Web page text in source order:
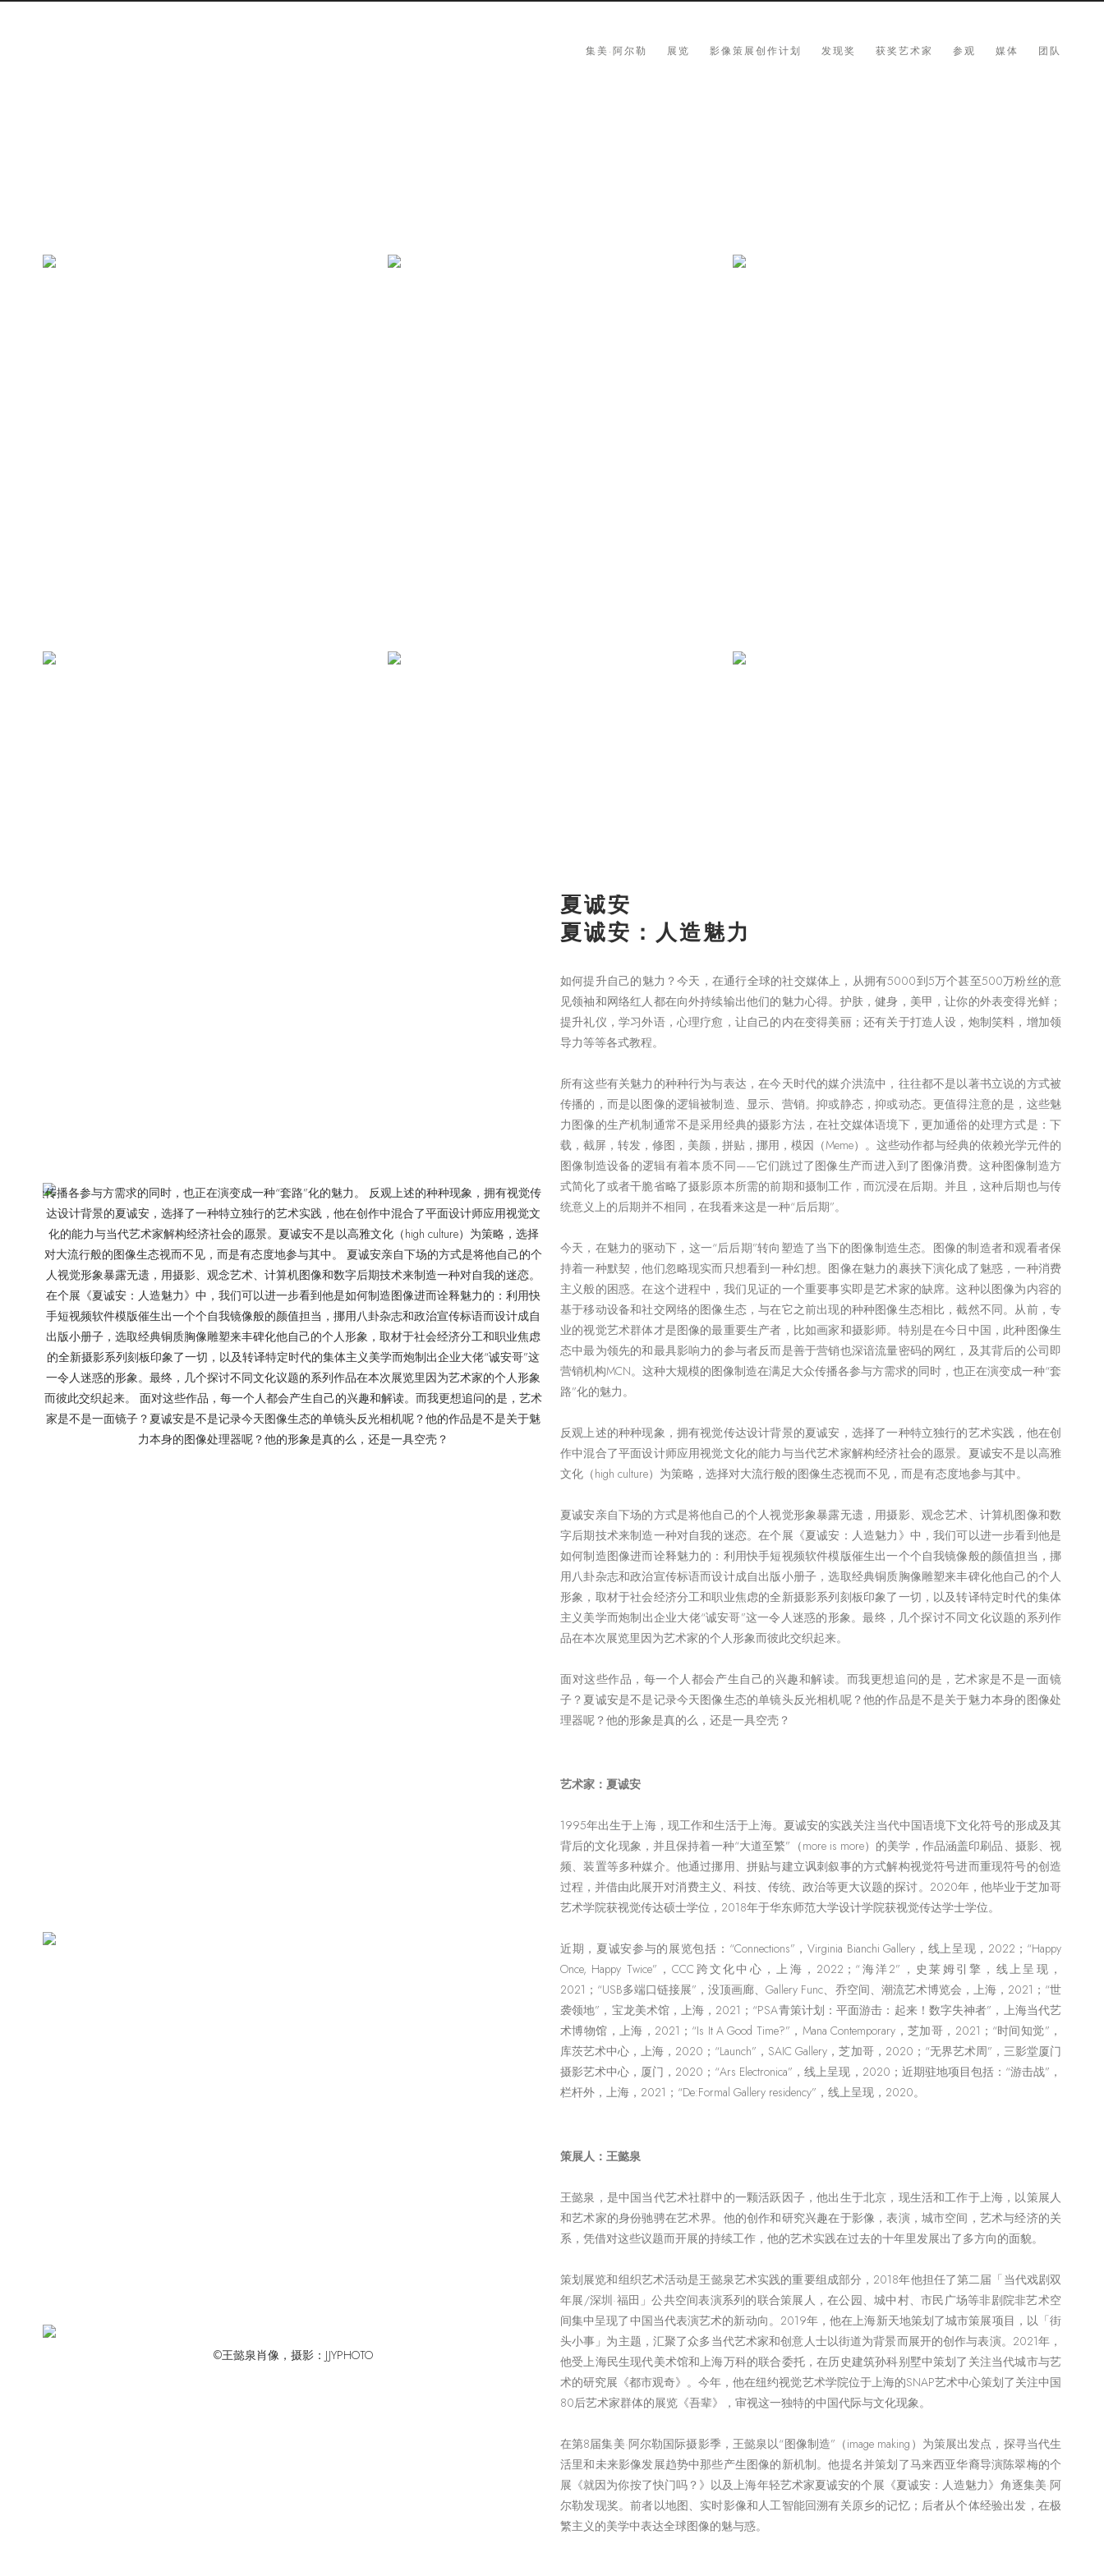
集美·阿尔勒 展览 影像策展创作计划 发现奖 获奖艺术家 参观 媒体 团队
夏诚安
夏诚安：人造魅力
如何提升自己的魅力？今天，在通行全球的社交媒体上，从拥有5000到5万个甚至500万粉丝的意
见领袖和网络红人都在向外持续输出他们的魅力心得。护肤，健身，美甲，让你的外表变得光鲜；
提升礼仪，学习外语，心理疗愈，让自己的内在变得美丽；还有关于打造人设，炮制笑料，增加领
导力等等各式教程。
所有这些有关魅力的种种行为与表达，在今天时代的媒介洪流中，往往都不是以著书立说的方式被
传播的，而是以图像的逻辑被制造、显示、营销。抑或静态，抑或动态。更值得注意的是，这些魅
力图像的生产机制通常不是采用经典的摄影方法，在社交媒体语境下，更加通俗的处理方式是：下
载，截屏，转发，修图，美颜，拼贴，挪用，模因（Meme）。这些动作都与经典的依赖光学元件的
图像制造设备的逻辑有着本质不同——它们跳过了图像生产而进入到了图像消费。这种图像制造方
式简化了或者干脆省略了摄影原本所需的前期和摄制工作，而沉浸在后期。并且，这种后期也与传
统意义上的后期并不相同，在我看来这是一种“后后期”。
今天，在魅力的驱动下，这一“后后期”转向塑造了当下的图像制造生态。图像的制造者和观看者保
持着一种默契，他们忽略现实而只想看到一种幻想。图像在魅力的裹挟下演化成了魅惑，一种消费
主义般的困惑。在这个进程中，我们见证的一个重要事实即是艺术家的缺席。这种以图像为内容的
基于移动设备和社交网络的图像生态，与在它之前出现的种种图像生态相比，截然不同。从前，专
业的视觉艺术群体才是图像的最重要生产者，比如画家和摄影师。特别是在今日中国，此种图像生
态中最为领先的和最具影响力的参与者反而是善于营销也深谙流量密码的网红，及其背后的公司即
营销机构MCN。这种大规模的图像制造在满足大众传播各参与方需求的同时，也正在演变成一种“套
路”化的魅力。
反观上述的种种现象，拥有视觉传达设计背景的夏诚安，选择了一种特立独行的艺术实践，他在创
作中混合了平面设计师应用视觉文化的能力与当代艺术家解构经济社会的愿景。夏诚安不是以高雅
文化（high culture）为策略，选择对大流行般的图像生态视而不见，而是有态度地参与其中。
夏诚安亲自下场的方式是将他自己的个人视觉形象暴露无遗，用摄影、观念艺术、计算机图像和数
字后期技术来制造一种对自我的迷恋。在个展《夏诚安：人造魅力》中，我们可以进一步看到他是
如何制造图像进而诠释魅力的：利用快手短视频软件模版催生出一个个自我镜像般的颜值担当，挪
用八卦杂志和政治宣传标语而设计成自出版小册子，选取经典铜质胸像雕塑来丰碑化他自己的个人
形象，取材于社会经济分工和职业焦虑的全新摄影系列刻板印象了一切，以及转译特定时代的集体
主义美学而炮制出企业大佬“诚安哥”这一令人迷惑的形象。最终，几个探讨不同文化议题的系列作
品在本次展览里因为艺术家的个人形象而彼此交织起来。
面对这些作品，每一个人都会产生自己的兴趣和解读。而我更想追问的是，艺术家是不是一面镜
子？夏诚安是不是记录今天图像生态的单镜头反光相机呢？他的作品是不是关于魅力本身的图像处
理器呢？他的形象是真的么，还是一具空壳？
艺术家：夏诚安
1995年出生于上海，现工作和生活于上海。夏诚安的实践关注当代中国语境下文化符号的形成及其
背后的文化现象，并且保持着一种“大道至繁”（more is more）的美学，作品涵盖印刷品、摄影、视
频、装置等多种媒介。他通过挪用、拼贴与建立讽刺叙事的方式解构视觉符号进而重现符号的创造
过程，并借由此展开对消费主义、科技、传统、政治等更大议题的探讨。2020年，他毕业于芝加哥
艺术学院获视觉传达硕士学位，2018年于华东师范大学设计学院获视觉传达学士学位。
近期，夏诚安参与的展览包括：“Connections”，Virginia Bianchi Gallery，线上呈现，2022；“Happy
Once, Happy Twice”，CCC跨文化中心，上海，2022；“海洋2”，史莱姆引擎，线上呈现，
2021；“USB多端⼝链接展”，没顶画廊、Gallery Func、乔空间、潮流艺术博览会，上海，2021；“世
袭领地”，宝龙美术馆，上海，2021；“PSA青策计划：平⾯游击：起来！数字失神者”，上海当代艺
术博物馆，上海，2021；“Is It A Good Time?”，Mana Contemporary，芝加哥，2021；“时间知觉”，
库茨艺术中⼼，上海，2020；“Launch”，SAIC Gallery，芝加哥，2020；“⽆界艺术周”，三影堂厦门
摄影艺术中⼼，厦门，2020；“Ars Electronica”，线上呈现，2020；近期驻地项目包括：“游击战”，
栏杆外，上海，2021；“De:Formal Gallery residency”，线上呈现，2020。
©王懿泉肖像，摄影：JJYPHOTO
策展人：王懿泉
王懿泉，是中国当代艺术社群中的一颗活跃因子，他出生于北京，现生活和工作于上海，以策展人
和艺术家的身份驰骋在艺术界。他的创作和研究兴趣在于影像，表演，城市空间，艺术与经济的关
系，凭借对这些议题而开展的持续工作，他的艺术实践在过去的十年里发展出了多方向的面貌。
策划展览和组织艺术活动是王懿泉艺术实践的重要组成部分，2018年他担任了第二届「当代戏剧双
年展/深圳·福田」公共空间表演系列的联合策展人，在公园、城中村、市民广场等非剧院非艺术空
间集中呈现了中国当代表演艺术的新动向。2019年，他在上海新天地策划了城市策展项目，以「街
头小事」为主题，汇聚了众多当代艺术家和创意人士以街道为背景而展开的创作与表演。2021年，
他受上海民生现代美术馆和上海万科的联合委托，在历史建筑孙科别墅中策划了关注当代城市与艺
术的研究展《都市观奇》。今年，他在纽约视觉艺术学院位于上海的SNAP艺术中心策划了关注中国
80后艺术家群体的展览《吾辈》，审视这一独特的中国代际与文化现象。
在第8届集美·阿尔勒国际摄影季，王懿泉以“图像制造”（image making）为策展出发点，探寻当代生
活里和未来影像发展趋势中那些产生图像的新机制。他提名并策划了马来西亚华裔导演陈翠梅的个
展《就因为你按了快门吗？》以及上海年轻艺术家夏诚安的个展《夏诚安：人造魅力》角逐集美·阿
尔勒发现奖。前者以地图、实时影像和人工智能回溯有关原乡的记忆；后者从个体经验出发，在极
繁主义的美学中表达全球图像的魅与惑。